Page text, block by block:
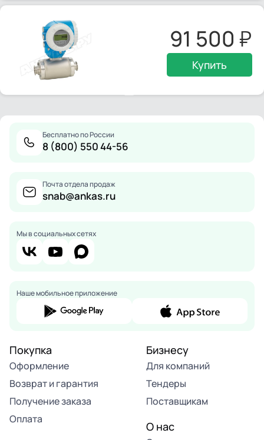
91 500
Купить
Бесплатно по России
8 (800) 550 44-56
Почта отдела продаж
snab@ankas.ru
Мы в социальных сетях
Наше мобильное приложение
Покупка
Оформление
Возврат и гарантия
Получение заказа
Оплата
Бизнесу
Для компаний
Тендеры
Поставщикам
О нас